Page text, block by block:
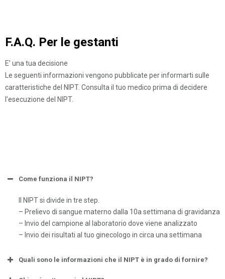
F.A.Q. Per le gestanti
E’ una tua decisione
Le seguenti informazioni vengono pubblicate per informarti sulle
caratteristiche del NIPT. Consulta il tuo medico prima di decidere
l’esecuzione del NIPT.
Come funziona il NIPT?
Il NIPT si divide in tre step.
– Prelievo di sangue materno dalla 10a settimana di gravidanza
– Invio del campione al laboratorio dove viene analizzato
– Invio dei risultati al tuo ginecologo in circa una settimana
Quali sono le informazioni che il NIPT è in grado di fornire?